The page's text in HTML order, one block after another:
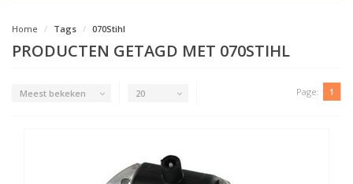
Home Tags 070Stihl
PRODUCTEN GETAGD MET 070STIHL
Meest bekeken 20 Page: 1